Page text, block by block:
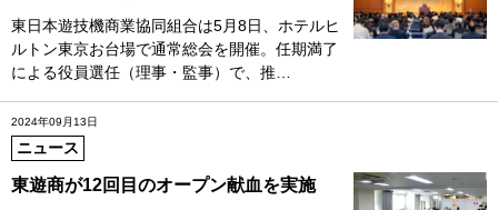
東日本遊技機商業協同組合は5月8日、ホテルヒ
ルトン東京お台場で通常総会を開催。任期満了
による役員選任（理事・監事）で、推…
2024年09月13日
ニュース
東遊商が12回目のオープン献血を実施